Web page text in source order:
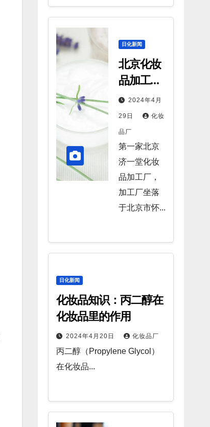
日化新闻
北京化妆
品加工厂
只剩这几
家
2024年4月
29日 化妆
品厂
第一家北京
济一堂化妆
品加工厂，
加工厂坐落
于北京市怀...
日化新闻
化妆品知识：丙二醇在
化妆品里的作用
2024年4月20日 化妆品厂
丙二醇（Propylene Glycol）
在化妆品...